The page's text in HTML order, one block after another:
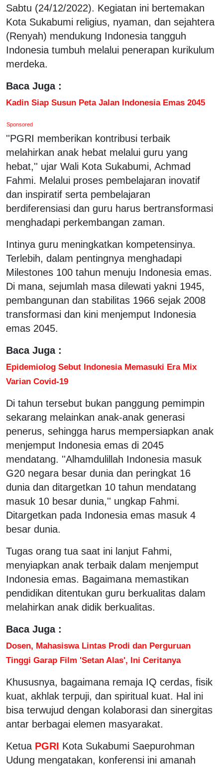
Sabtu (24/12/2022). Kegiatan ini bertemakan
Kota Sukabumi religius, nyaman, dan sejahtera
(Renyah) mendukung Indonesia tangguh
Indonesia tumbuh melalui penerapan kurikulum
merdeka.
Baca Juga :
Kadin Siap Susun Peta Jalan Indonesia Emas 2045
Sponsored
''PGRI memberikan kontribusi terbaik
melahirkan anak hebat melalui guru yang
hebat,'' ujar Wali Kota Sukabumi, Achmad
Fahmi. Melalui proses pembelajaran inovatif
dan inspiratif serta pembelajaran
berdiferensiasi dan guru harus bertransformasi
menghadapi perkembangan zaman.
Intinya guru meningkatkan kompetensinya.
Terlebih, dalam pentingnya menghadapi
Milestones 100 tahun menuju Indonesia emas.
Di mana, sejumlah masa dilewati yakni 1945,
pembangunan dan stabilitas 1966 sejak 2008
transformasi dan kini menjemput Indonesia
emas 2045.
Baca Juga :
Epidemiolog Sebut Indonesia Memasuki Era Mix
Varian Covid-19
Di tahun tersebut bukan panggung pemimpin
sekarang melainkan anak-anak generasi
penerus, sehingga harus mempersiapkan anak
menjemput Indonesia emas di 2045
mendatang. ''Alhamdulillah Indonesia masuk
G20 negara besar dunia dan peringkat 16
dunia dan ditargetkan 10 tahun mendatang
masuk 10 besar dunia,'' ungkap Fahmi.
Ditargetkan pada Indonesia emas masuk 4
besar dunia.
Tugas orang tua saat ini lanjut Fahmi,
menyiapkan anak terbaik dalam menjemput
Indonesia emas. Bagaimana memastikan
pendidikan ditentukan guru berkualitas dalam
melahirkan anak didik berkualitas.
Baca Juga :
Dosen, Mahasiswa Lintas Prodi dan Perguruan
Tinggi Garap Film 'Setan Alas', Ini Ceritanya
Khususnya, bagaimana remaja IQ cerdas, fisik
kuat, akhlak terpuji, dan spiritual kuat. Hal ini
bisa terwujud dengan kolaborasi dan sinergitas
antar berbagai elemen masyarakat.
Ketua PGRI Kota Sukabumi Saepurohman
Udung mengatakan, konferensi ini amanah